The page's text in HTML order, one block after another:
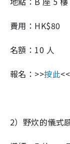
費用：HK$80
名額：10 人
報名：>>按此<<
2）野炊的儀式